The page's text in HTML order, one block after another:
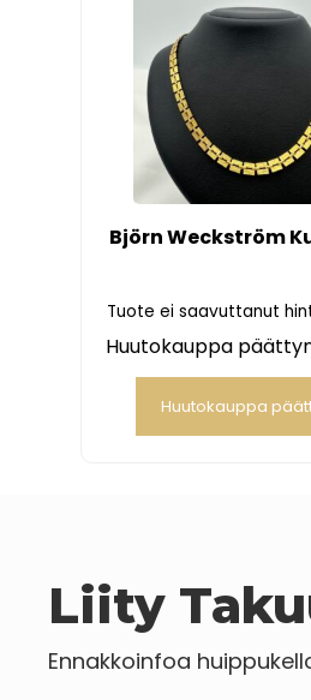
Björn Weckström
Tuote ei saavuttanut
Huutokauppa
Huutokauppa
Liity
Ennakkoinfoa